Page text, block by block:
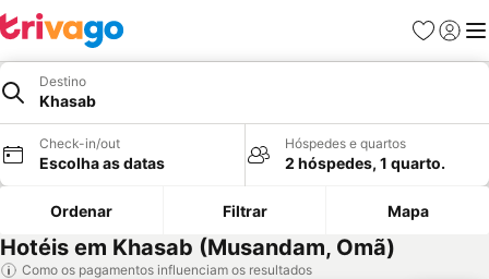
Favoritos
Iniciar
Destino
Khasab
Check-in/out
Escolha as datas
Hóspedes e quartos
2 hóspedes, 1 quarto.
Ordenar Filtrar Mapa
Hotéis em Khasab (Musandam, Omã)
Como os pagamentos influenciam os resultados